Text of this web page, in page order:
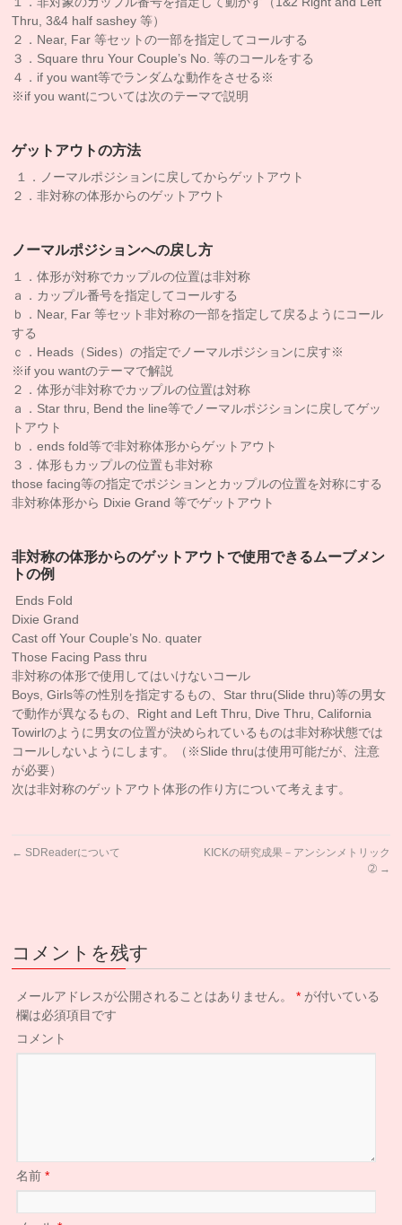
Thru, 3&4 half sashey 等）
２．Near, Far 等セットの一部を指定してコールする
３．Square thru Your Couple’s No. 等のコールをする
４．if you want等でランダムな動作をさせる※
※if you wantについては次のテーマで説明
ゲットアウトの方法
１．ノーマルポジションに戻してからゲットアウト
２．非対称の体形からのゲットアウト
ノーマルポジションへの戻し方
１．体形が対称でカップルの位置は非対称
ａ．カップル番号を指定してコールする
ｂ．Near, Far 等セット非対称の一部を指定して戻るようにコール
する
ｃ．Heads（Sides）の指定でノーマルポジションに戻す※
※if you wantのテーマで解説
２．体形が非対称でカップルの位置は対称
ａ．Star thru, Bend the line等でノーマルポジションに戻してゲッ
トアウト
ｂ．ends fold等で非対称体形からゲットアウト
３．体形もカップルの位置も非対称
those facing等の指定でポジションとカップルの位置を対称にする
非対称体形から Dixie Grand 等でゲットアウト
非対称の体形からのゲットアウトで使用できるムーブメン
トの例
Ends Fold
Dixie Grand
Cast off Your Couple’s No. quater
Those Facing Pass thru
非対称の体形で使用してはいけないコール
Boys, Girls等の性別を指定するもの、Star thru(Slide thru)等の男女
で動作が異なるもの、Right and Left Thru, Dive Thru, California
Towirlのように男女の位置が決められているものは非対称状態では
コールしないようにします。（※Slide thruは使用可能だが、注意
が必要）
次は非対称のゲットアウト体形の作り方について考えます。
← SDReaderについて
KICKの研究成果－アンシンメトリック
➁ →
コメントを残す
メールアドレスが公開されることはありません。 * が付いている
欄は必須項目です
コメント
名前*